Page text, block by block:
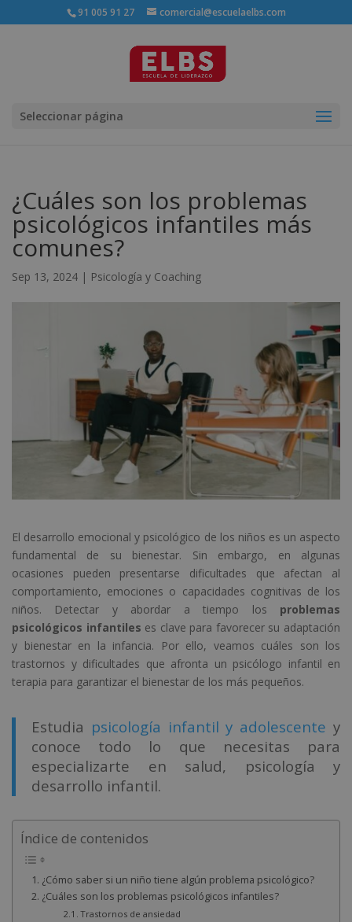
91 005 91 27 comercial@escuelaelbs.com
Seleccionar página
¿Cuáles son los problemas
psicológicos infantiles más
comunes?
Sep 13, 2024 | Psicología y Coaching
El desarrollo emocional y psicológico de los niños es un aspecto
fundamental de su bienestar. Sin embargo, en algunas
ocasiones pueden presentarse dificultades que afectan al
comportamiento, emociones o capacidades cognitivas de los
niños. Detectar y abordar a tiempo los problemas
psicológicos infantiles es clave para favorecer su adaptación
y bienestar en la infancia. Por ello, veamos cuáles son los
trastornos y dificultades que afronta un psicólogo infantil en
terapia para garantizar el bienestar de los más pequeños.
Estudia psicología infantil y adolescente y
conoce todo lo que necesitas para
especializarte en salud, psicología y
desarrollo infantil.
Índice de contenidos
¿Cómo saber si un niño tiene algún problema psicológico?
¿Cuáles son los problemas psicológicos infantiles?
Trastornos de ansiedad